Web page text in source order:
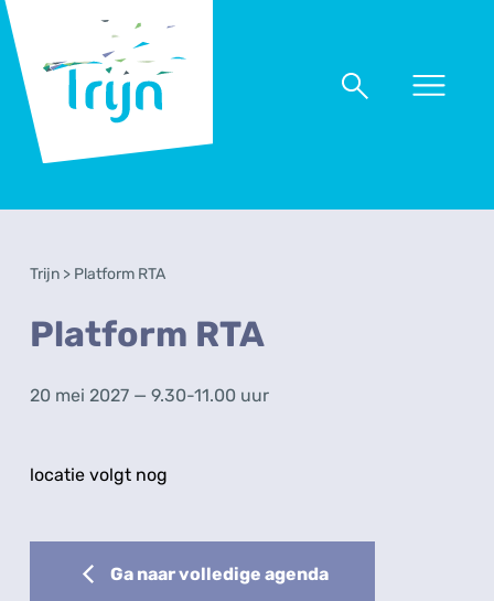
Trijn
Naar
Naar
Trijn > Platform RTA
Platform RTA
20 mei 2027 — 9.30-11.00 uur
locatie volgt nog
Ga naar volledige agenda